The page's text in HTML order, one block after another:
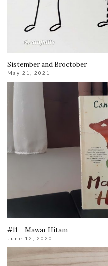
Sistember and Broctober
May 21, 2021
#11 – Mawar Hitam
June 12, 2020